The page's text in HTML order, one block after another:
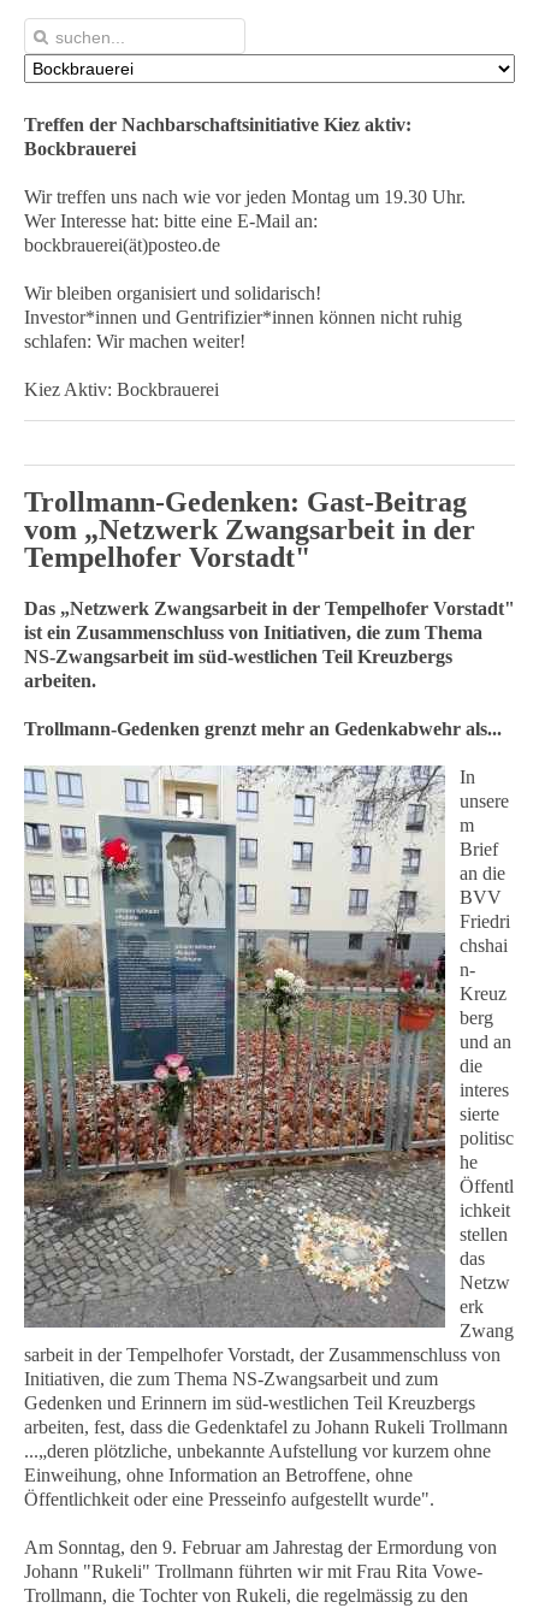
Treffen der Nachbarschaftsinitiative Kiez aktiv:
Bockbrauerei
Wir treffen uns nach wie vor jeden Montag um 19.30 Uhr.
Wer Interesse hat: bitte eine E-Mail an:
bockbrauerei(ät)posteo.de
Wir bleiben organisiert und solidarisch!
Investor*innen und Gentrifizier*innen können nicht ruhig
schlafen: Wir machen weiter!
Kiez Aktiv: Bockbrauerei
Trollmann-Gedenken: Gast-Beitrag
vom „Netzwerk Zwangsarbeit in der
Tempelhofer Vorstadt"
Das „Netzwerk Zwangsarbeit in der Tempelhofer Vorstadt"
ist ein Zusammenschluss von Initiativen, die zum Thema
NS-Zwangsarbeit im süd-westlichen Teil Kreuzbergs
arbeiten.
Trollmann-Gedenken grenzt mehr an Gedenkabwehr als...
In
unsere
m
Brief
an die
BVV
Friedri
chshai
n-
Kreuz
berg
und an
die
interes
sierte
politisc
he
Öffentl
ichkeit
stellen
das
Netzw
erk
Zwang
sarbeit in der Tempelhofer Vorstadt, der Zusammenschluss von
Initiativen, die zum Thema NS-Zwangsarbeit und zum
Gedenken und Erinnern im süd-westlichen Teil Kreuzbergs
arbeiten, fest, dass die Gedenktafel zu Johann Rukeli Trollmann
...„deren plötzliche, unbekannte Aufstellung vor kurzem ohne
Einweihung, ohne Information an Betroffene, ohne
Öffentlichkeit oder eine Presseinfo aufgestellt wurde".
Am Sonntag, den 9. Februar am Jahrestag der Ermordung von
Johann "Rukeli" Trollmann führten wir mit Frau Rita Vowe-
Trollmann, die Tochter von Rukeli, die regelmässig zu den